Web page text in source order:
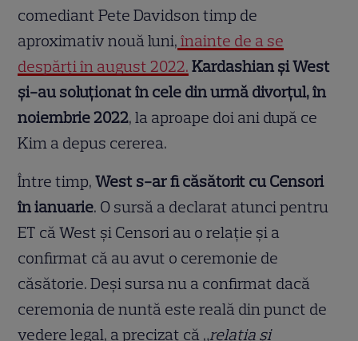
comediant Pete Davidson timp de
aproximativ nouă luni, înainte de a se
despărți în august 2022. Kardashian și West
și-au soluționat în cele din urmă divorțul, în
noiembrie 2022, la aproape doi ani după ce
Kim a depus cererea.
Între timp,West s-ar fi căsătorit cu Censori
în ianuarie. O sursă a declarat atunci pentru
ET că West și Censori au o relație și a
confirmat că au avut o ceremonie de
căsătorie. Deși sursa nu a confirmat dacă
ceremonia de nuntă este reală din punct de
vedere legal, a precizat că „relația și